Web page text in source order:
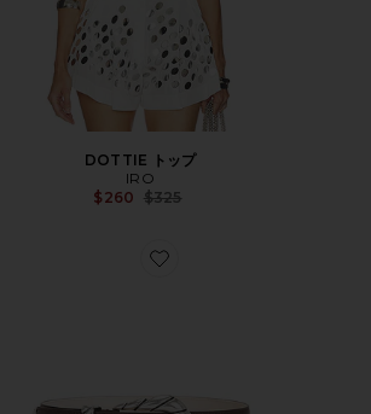
DOTTIE トップ
IRO
$260 Previous price:
$325